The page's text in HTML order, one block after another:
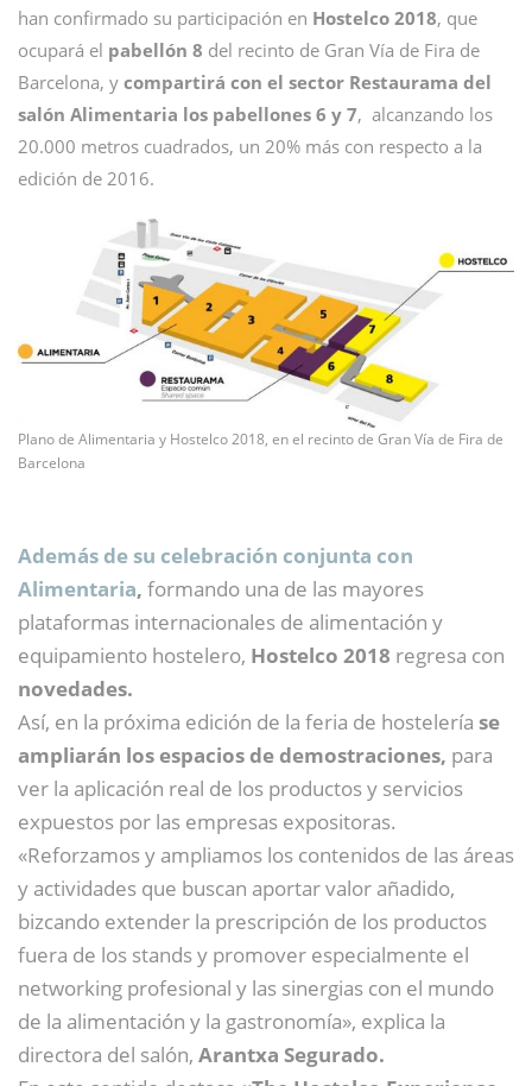
han confirmado su participación en Hostelco 2018, que
ocupará el pabellón 8 del recinto de Gran Vía de Fira de
Barcelona, y compartirá con el sector Restaurama del
salón Alimentaria los pabellones 6 y 7, alcanzando los
20.000 metros cuadrados, un 20% más con respecto a la
edición de 2016.
Plano de Alimentaria y Hostelco 2018, en el recinto de Gran Vía de Fira de
Barcelona
Además de su celebración conjunta con
Alimentaria, formando una de las mayores
plataformas internacionales de alimentación y
equipamiento hostelero, Hostelco 2018 regresa con
novedades.
Así, en la próxima edición de la feria de hostelería se
ampliarán los espacios de demostraciones, para
ver la aplicación real de los productos y servicios
expuestos por las empresas expositoras.
«Reforzamos y ampliamos los contenidos de las áreas
y actividades que buscan aportar valor añadido,
bizcando extender la prescripción de los productos
fuera de los stands y promover especialmente el
networking profesional y las sinergias con el mundo
de la alimentación y la gastronomía», explica la
directora del salón, Arantxa Segurado.